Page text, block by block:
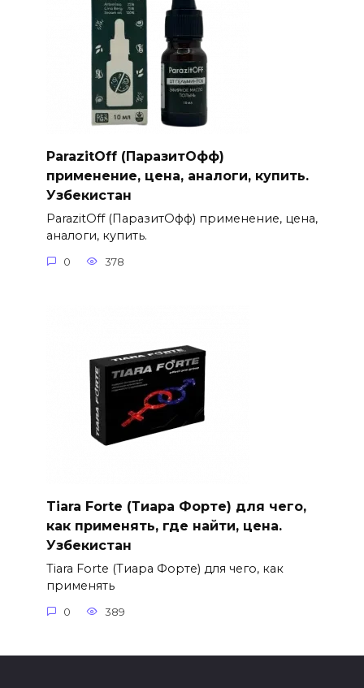
ParazitOff (ПаразитОфф)
применение, цена, аналоги, купить.
Узбекистан
ParazitOff (ПаразитОфф) применение, цена,
аналоги, купить.
0 378
Tiara Forte (Тиара Форте) для чего,
как применять, где найти, цена.
Узбекистан
Tiara Forte (Тиара Форте) для чего, как
применять
0 389